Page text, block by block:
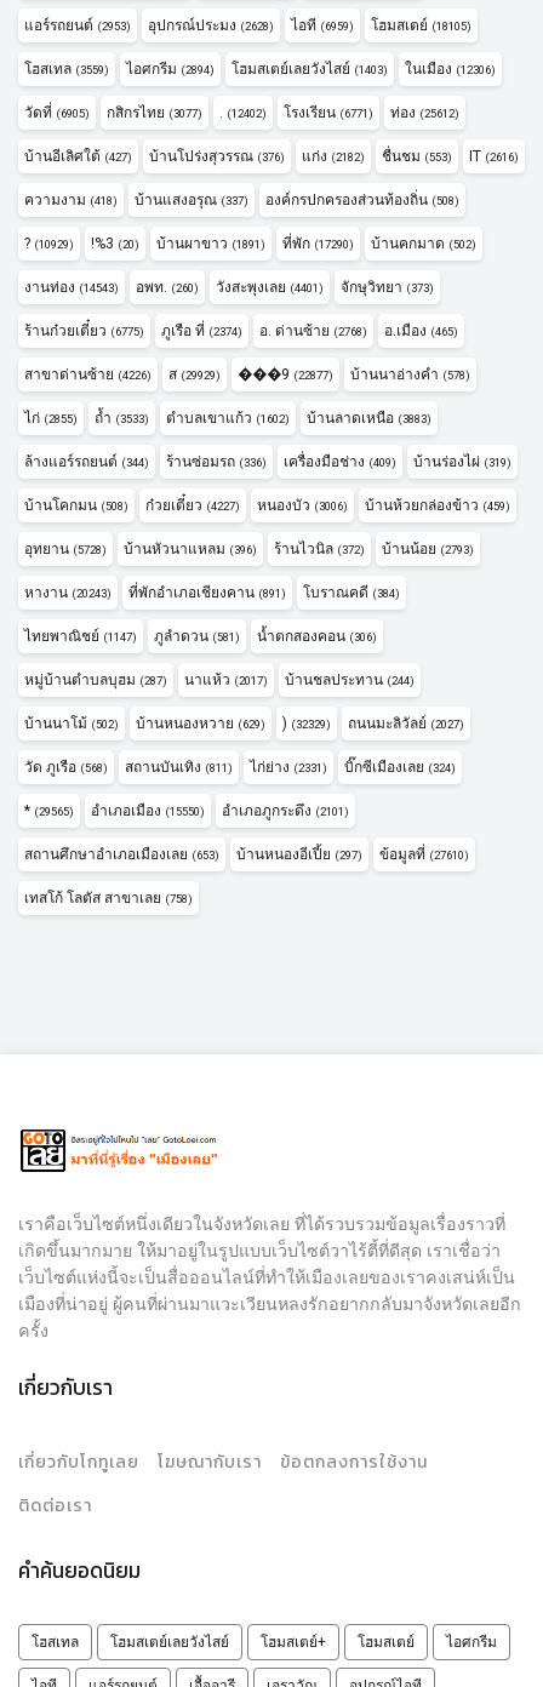
แอร์รถยนต์ (2953) อุปกรณ์ประมง (2628) ไอที (6959) โฮมสเตย์ (18105)
โฮสเทล (3559) ไอศกรีม (2894) โฮมสเตย์เลยวังไสย์ (1403) ในเมือง (12306)
วัดที่ (6905) กสิกรไทย (3077) . (12402) โรงเรียน (6771) ท่อง (25612)
บ้านอีเลิศใต้ (427) บ้านโปร่งสุวรรณ (376) แก่ง (2182) ชื่นชม (553) IT (2616)
ความงาม (418) บ้านแสงอรุณ (337) องค์กรปกครองส่วนท้องถิ่น (508)
? (10929) !%3 (20) บ้านผาขาว (1891) ที่พัก (17290) บ้านคกมาด (502)
งานท่อง (14543) อพท. (260) วังสะพุงเลย (4401) จักษุวิทยา (373)
ร้านก๋วยเตี๋ยว (6775) ภูเรือ ที่ (2374) อ. ด่านซ้าย (2768) อ.เมือง (465)
สาขาด่านซ้าย (4226) ส (29929) ���9 (22877) บ้านนาอ่างคำ (578)
ไก่ (2855) ถ้ำ (3533) ตำบลเขาแก้ว (1602) บ้านลาดเหนือ (3883)
ล้างแอร์รถยนต์ (344) ร้านซ่อมรถ (336) เครื่องมือช่าง (409) บ้านร่องไผ่ (319)
บ้านโคกมน (508) ก๋วยเตี๋ยว (4227) หนองบัว (3006) บ้านห้วยกล่องข้าว (459)
อุทยาน (5728) บ้านหัวนาแหลม (396) ร้านไวนิล (372) บ้านน้อย (2793)
หางาน (20243) ที่พักอำเภอเชียงคาน (891) โบราณคดี (384)
ไทยพาณิชย์ (1147) ภูลำดวน (581) น้ำตกสองคอน (306)
หมู่บ้านตำบลบุฮม (287) นาแห้ว (2017) บ้านชลประทาน (244)
บ้านนาโม้ (502) บ้านหนองหวาย (629) ) (32329) ถนนมะลิวัลย์ (2027)
วัด ภูเรือ (568) สถานบันเทิง (811) ไก่ย่าง (2331) บิ๊กซีเมืองเลย (324)
* (29565) อำเภอเมือง (15550) อำเภอภูกระดึง (2101)
สถานศึกษาอำเภอเมืองเลย (653) บ้านหนองอีเปี้ย (297) ข้อมูลที่ (27610)
เทสโก้ โลตัส สาขาเลย (758)
เราคือเว็บไซต์หนึ่งเดียวในจังหวัดเลย ที่ได้รวบรวมข้อมูลเรื่องราวที่
เกิดขึ้นมากมาย ให้มาอยู่ในรูปแบบเว็บไซต์วาไร้ตี้ที่ดีสุด เราเชื่อว่า
เว็บไซต์แห่งนี้จะเป็นสื่อออนไลน์ที่ทำให้เมืองเลยของเราคงเสน่ห์เป็น
เมืองที่น่าอยู่ ผู้คนที่ผ่านมาแวะเวียนหลงรักอยากกลับมาจังหวัดเลยอีก
ครั้ง
เกี่ยวกับเรา
เกี่ยวกับโกทูเลย โฆษณากับเรา
ข้อตกลงการใช้งาน
ติดต่อเรา
คำค้นยอดนิยม
โฮสเทล โฮมสเตย์เลยวังไสย์ โฮมสเตย์+ โฮมสเตย์ ไอศกรีม